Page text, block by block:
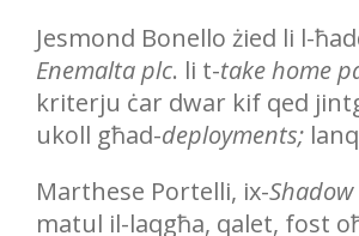
Jesmond Bonello żied li l-
Enemalta plc. li t-take home
kriterju ċar dwar kif qed
ukoll għad-deployments;
Marthese Portelli, ix-
matul il-laqgħa, qalet, fost